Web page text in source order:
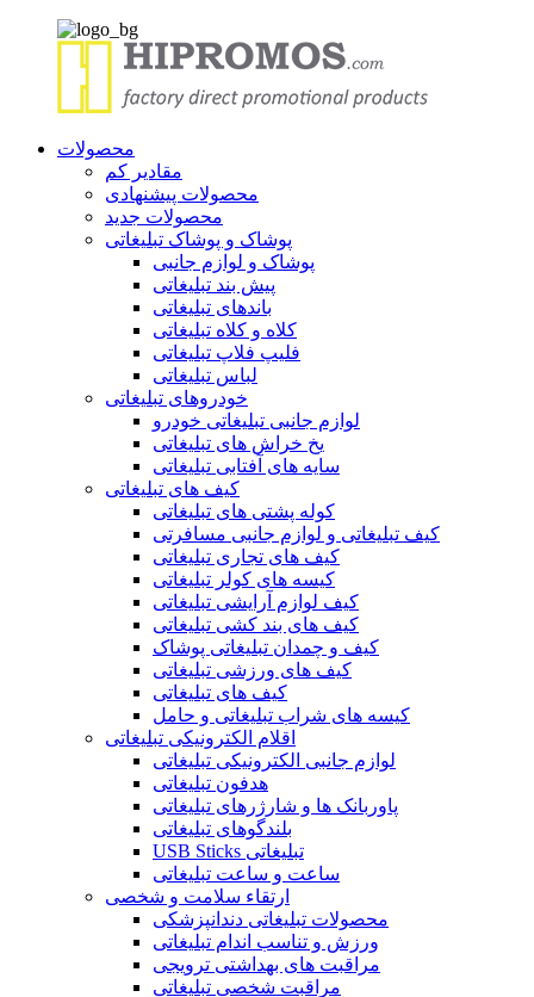
محصولات
مقادیر کم
محصولات پیشنهادی
محصولات جدید
پوشاک و پوشاک تبلیغاتی
پوشاک و لوازم جانبی
پیش بند تبلیغاتی
باندهای تبلیغاتی
کلاه و کلاه تبلیغاتی
فلیپ فلاپ تبلیغاتی
لباس تبلیغاتی
خودروهای تبلیغاتی
لوازم جانبی تبلیغاتی خودرو
یخ خراش های تبلیغاتی
سایه های آفتابی تبلیغاتی
کیف های تبلیغاتی
کوله پشتی های تبلیغاتی
کیف تبلیغاتی و لوازم جانبی مسافرتی
کیف های تجاری تبلیغاتی
کیسه های کولر تبلیغاتی
کیف لوازم آرایشی تبلیغاتی
کیف های بند کشی تبلیغاتی
کیف و چمدان تبلیغاتی پوشاک
کیف های ورزشی تبلیغاتی
کیف های تبلیغاتی
کیسه های شراب تبلیغاتی و حامل
اقلام الکترونیکی تبلیغاتی
لوازم جانبی الکترونیکی تبلیغاتی
هدفون تبلیغاتی
پاوربانک ها و شارژرهای تبلیغاتی
بلندگوهای تبلیغاتی
USB Sticks تبلیغاتی
ساعت و ساعت تبلیغاتی
ارتقاء سلامت و شخصی
محصولات تبلیغاتی دندانپزشکی
ورزش و تناسب اندام تبلیغاتی
مراقبت های بهداشتی ترویجی
مراقبت شخصی تبلیغاتی